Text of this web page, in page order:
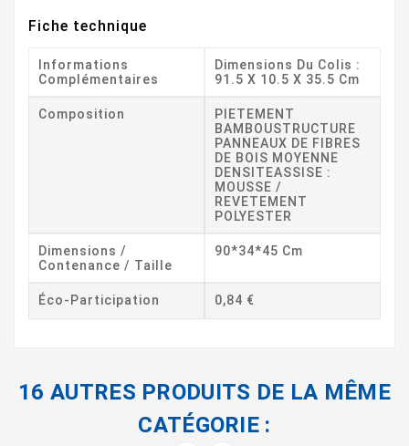
Fiche technique
Informations
Complémentaires
Dimensions Du Colis :
91.5 X 10.5 X 35.5 Cm
Composition
PIETEMENT
BAMBOUSTRUCTURE
PANNEAUX DE FIBRES
DE BOIS MOYENNE
DENSITEASSISE :
MOUSSE /
REVETEMENT
POLYESTER
Dimensions /
Contenance / Taille
90*34*45 Cm
Éco-Participation 0,84 €
16 AUTRES PRODUITS DE LA MÊME
CATÉGORIE :